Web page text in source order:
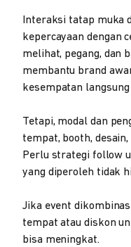
Interaksi tatap muka
kepercayaan dengan
melihat, pegang, dan
membantu brand
kesempatan
Tetapi, modal dan
tempat, booth,
Perlu strategi follow
yang diperoleh tidak
Jika event
tempat atau diskon
bisa meningkat.